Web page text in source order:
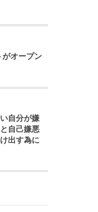
がオープン
自分が嫌
自己嫌悪
出す為に